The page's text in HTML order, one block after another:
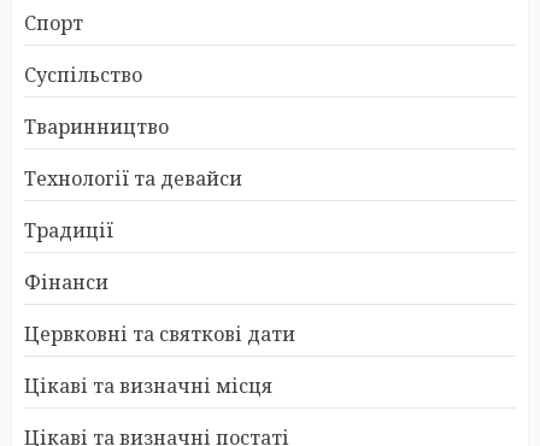
Спорт
Суспільство
Тваринництво
Технології та девайси
Традиції
Фінанси
Цервковні та святкові дати
Цікаві та визначні місця
Цікаві та визначні постаті